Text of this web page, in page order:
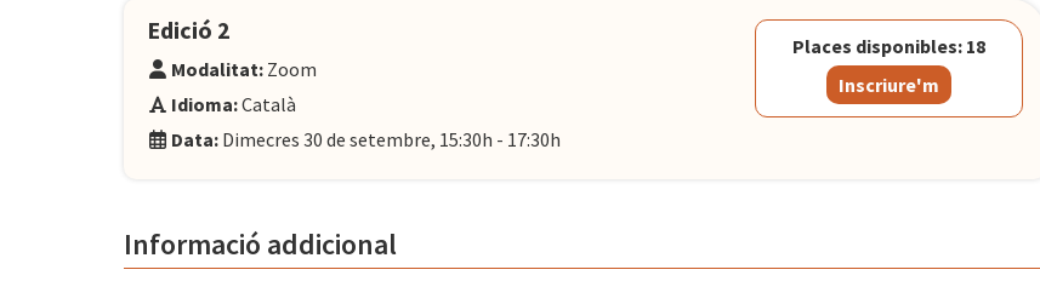
Edició 2
Modalitat: Zoom
Idioma:Català
Data: Dimecres 30 de setembre, 15:30h - 17:30h
Places disponibles: 18
Inscriure'm
Informació addicional